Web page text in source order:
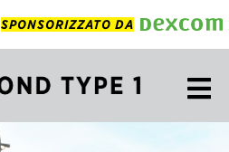
SPONSORIZZATO DA